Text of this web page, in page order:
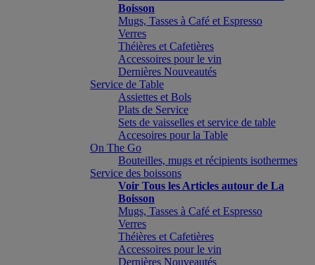
Boisson
Mugs, Tasses à Café et Espresso
Verres
Théières et Cafetières
Accessoires pour le vin
Dernières Nouveautés
Service de Table
Assiettes et Bols
Plats de Service
Sets de vaisselles et service de table
Accesoires pour la Table
On The Go
Bouteilles, mugs et récipients isothermes
Service des boissons
Voir Tous les Articles autour de La
Boisson
Mugs, Tasses à Café et Espresso
Verres
Théières et Cafetières
Accessoires pour le vin
Dernières Nouveautés